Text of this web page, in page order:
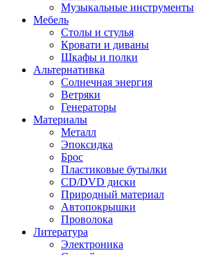
Музыкальные инструменты
Мебель
Столы и стулья
Кровати и диваны
Шкафы и полки
Альтернативка
Солнечная энергия
Ветряки
Генераторы
Материалы
Металл
Эпоксидка
Брос
Пластиковые бутылки
CD/DVD диски
Природный материал
Автопокрышки
Проволока
Литература
Электроника